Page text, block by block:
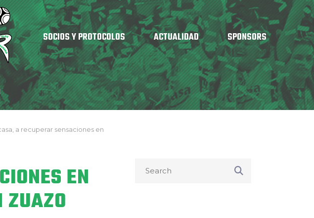
SOCIOS Y PROTOCOLOS ACTUALIDAD SPONSORS
a recuperar sensaciones en
EN